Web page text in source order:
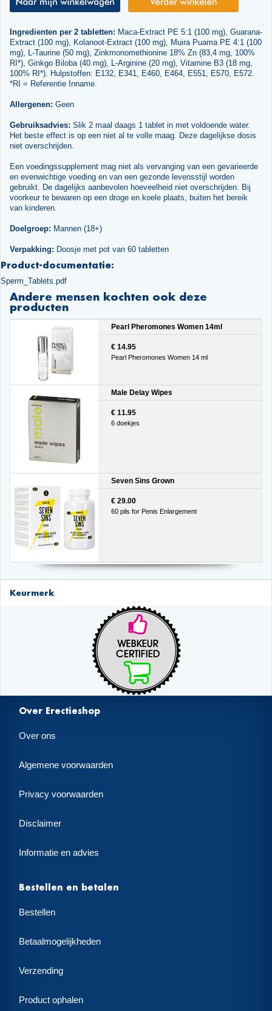
Ingredienten per 2 tabletten: Maca-Extract PE 5:1 (100 mg), Guarana-
Extract (100 mg), Kolanoot-Extract (100 mg), Muira Puama PE 4:1 (100
mg), L-Taurine (50 mg), Zinkmonomethionine 18% Zn (83,4 mg, 100%
RI*), Ginkgo Biloba (40 mg), L-Arginine (20 mg), Vitamine B3 (18 mg,
100% RI*). Hulpstoffen: E132, E341, E460, E464, E551, E570, E572.
*RI = Referentie Inname.
Allergenen: Geen
Gebruiksadvies: Slik 2 maal daags 1 tablet in met voldoende water.
Het beste effect is op een niet al te volle maag. Deze dagelijkse dosis
niet overschrijden.
Een voedingssupplement mag niet als vervanging van een gevarieerde
en evenwichtige voeding en van een gezonde levensstijl worden
gebruikt. De dagelijks aanbevolen hoeveelheid niet overschrijden. Bij
voorkeur te bewaren op een droge en koele plaats, buiten het bereik
van kinderen.
Doelgroep: Mannen (18+)
Verpakking: Doosje met pot van 60 tabletten
Product-documentatie:
Sperm_Tablets.pdf
Andere mensen kochten ook deze
producten
Pearl Pheromones Women 14ml
€ 14.95
Pearl Pheromones Women 14 ml
Male Delay Wipes
€ 11.95
6 doekjes
Seven Sins Grown
€ 29.00
60 pils for Penis Enlargement
Keurmerk
Over Erectieshop
Over ons
Algemene voorwaarden
Privacy voorwaarden
Disclaimer
Informatie en advies
Bestellen en betalen
Bestellen
Betaalmogelijkheden
Verzending
Product ophalen